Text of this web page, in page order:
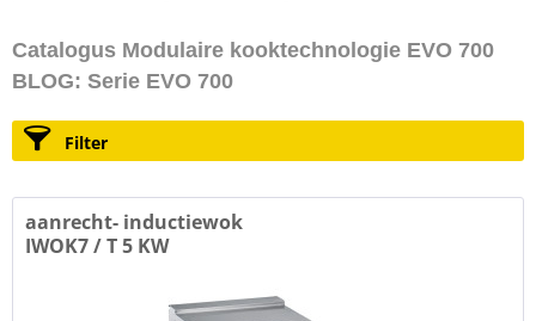
Catalogus Modulaire kooktechnologie EVO 700
BLOG: Serie EVO 700
Filter
aanrecht- inductiewok
IWOK7 / T 5 KW